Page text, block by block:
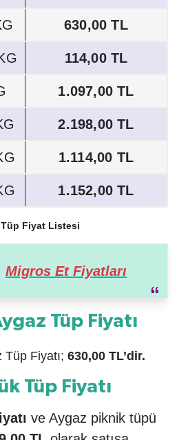
630,00 TL
114,00 TL
1.097,00 TL
2.198,00 TL
1.114,00 TL
1.152,00 TL
Fiyat Listesi
Migros Et Fiyatları
Tüp Fiyatı
Tüp Fiyatı; 630,00 TL’dir.
Tüp Fiyatı
ve Aygaz piknik tüpü